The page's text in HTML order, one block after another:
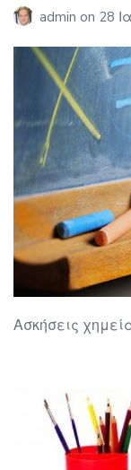
admin on 28
Ασκήσεις